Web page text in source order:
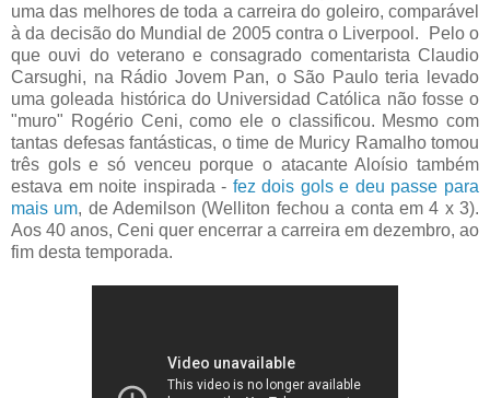
uma das melhores de toda a carreira do goleiro, comparável
à da decisão do Mundial de 2005 contra o Liverpool. Pelo o
que ouvi do veterano e consagrado comentarista Claudio
Carsughi, na Rádio Jovem Pan, o São Paulo teria levado
uma goleada histórica do Universidad Católica não fosse o
"muro" Rogério Ceni, como ele o classificou. Mesmo com
tantas defesas fantásticas, o time de Muricy Ramalho tomou
três gols e só venceu porque o atacante Aloísio também
estava em noite inspirada - fez dois gols e deu passe para
mais um, de Ademilson (Welliton fechou a conta em 4 x 3).
Aos 40 anos, Ceni quer encerrar a carreira em dezembro, ao
fim desta temporada.